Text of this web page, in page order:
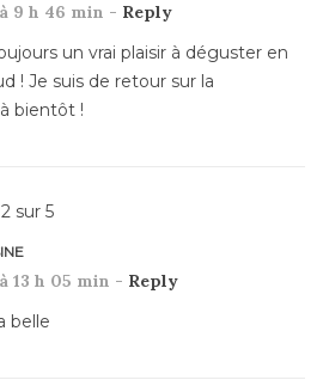
9 h 46 min - Reply
un vrai plaisir à déguster en
! Je suis de retour sur la
bientôt !
2 sur 5
13 h 05 min - Reply
belle